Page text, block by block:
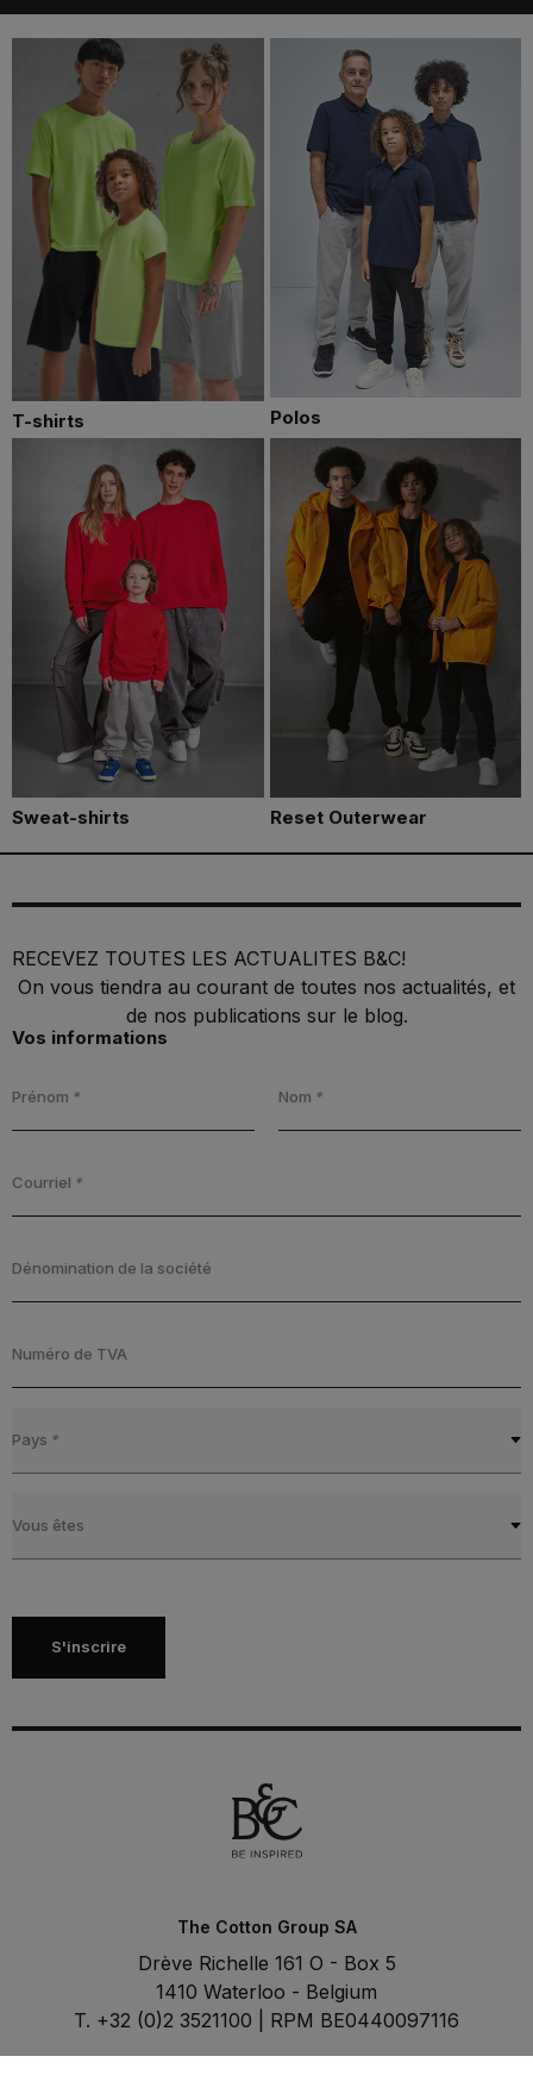
T-shirts Polos
Sweat-shirts Reset Outerwear
RECEVEZ TOUTES LES ACTUALITES B&C!
On vous tiendra au courant de toutes nos actualités, et
de nos publications sur le blog.
Vos informations
Prénom * Nom *
Courriel *
Dénomination de la société
Numéro de TVA
Pays *
Vous êtes
S'inscrire
The Cotton Group SA
Drève Richelle 161 O - Box 5
1410 Waterloo - Belgium
T. +32 (0)2 3521100 | RPM BE0440097116